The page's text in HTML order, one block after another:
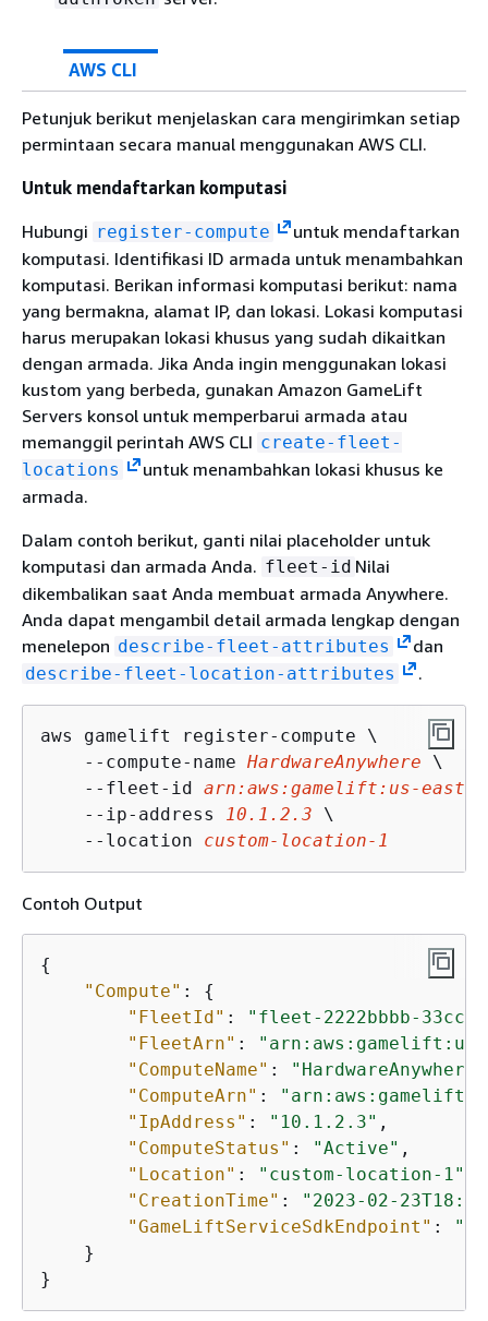
AWS CLI
Petunjuk berikut menjelaskan cara mengirimkan setiap
permintaan secara manual menggunakan AWS CLI.
Untuk mendaftarkan komputasi
Hubungi register-compute
untuk mendaftarkan
komputasi. Identifikasi ID armada untuk menambahkan
komputasi. Berikan informasi komputasi berikut: nama
yang bermakna, alamat IP, dan lokasi. Lokasi komputasi
harus merupakan lokasi khusus yang sudah dikaitkan
dengan armada. Jika Anda ingin menggunakan lokasi
kustom yang berbeda, gunakan Amazon GameLift
Servers konsol untuk memperbarui armada atau
memanggil perintah AWS CLI create-fleet-
locations
untuk menambahkan lokasi khusus ke
armada.
Dalam contoh berikut, ganti nilai placeholder untuk
komputasi dan armada Anda. fleet-id Nilai
dikembalikan saat Anda membuat armada Anywhere.
Anda dapat mengambil detail armada lengkap dengan
menelepon describe-fleet-attributes dan
describe-fleet-location-attributes .
aws gamelift register-compute \
    --compute-name
HardwareAnywhere \
    --fleet-id
arn:aws:gamelift:us-east-
    --ip-address
10.1.2.3 \
    --location
custom-location-1
Contoh Output
{
"Compute" : {
"FleetId" :
"fleet-2222bbbb-33cc-
"FleetArn" :
"arn:aws:gamelift:us-
"ComputeName" : "HardwareAnywhere"
"ComputeArn" :
"IpAddress" : "10.1.2.3" ,
"ComputeStatus" : "Active" ,
"Location" : "custom-location-1"
"CreationTime" :
"2023-02-
"GameLiftServiceSdkEndpoint" :
    }
}